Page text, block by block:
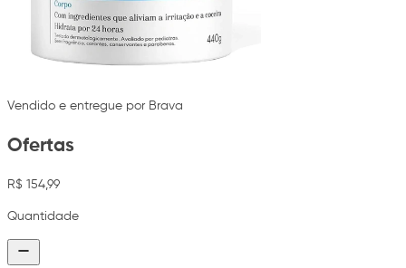
Vendido e entregue por Brava
Ofertas
R$ 154,99
Quantidade